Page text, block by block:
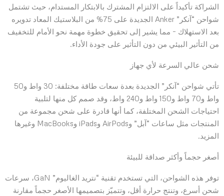
الشراكة تأكيداً على الالتزام المشترك بالابتكار المستدام، حيث تشتمل
شواحن “آنكر” Anker الجديدة على 75% من البلاستيك المعاد تدويره
بعد الاستهلاك – مما يشير إلى تحقيق خطوة مهمة نحو الأمام للتخفيف
من التأثير البيئي من دون التأثير على جودة الأداء.
شحن عالي السرعة لأي جهاز
تأتي شواحن “آنكر” الجديدة بعدة سعات طاقة مختلفة: 30 واط و50
واط و70 واط و150 واط و240 واط، وقد صمم كل منها لتلبية
احتياجات الشحن المختلفة، كما أنها قادرة على شحن مجموعة من
المنتجات مثل ساعات “آبل” وAirPods وiPads وMacBooks وغيرها
المزيد.
أصغر حجماً وأكثر صداقة للبيئة
توفر هذه الشواحن، التي تستخدم تقنية “نتريد الغاليوم” GaN، سرعات
شحن أسرع، وتنتج حرارة أقل، وتتميّز بتصميمها الأصغر حجماً مقارنة